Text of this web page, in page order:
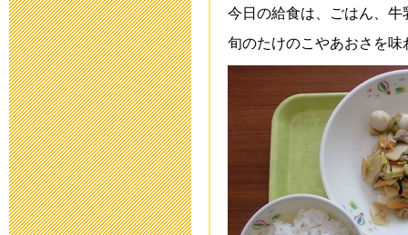
研究中間報
2023年1月27日
令和４年度
2023年1月19日
令和５年度
今日の給食は、ごはん、
旬のたけのこやあおさを